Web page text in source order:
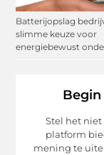
Batterijopslag
slimme keuze voor
energiebewust
Stel het
platform
mening te